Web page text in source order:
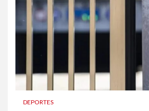
DEPORTES